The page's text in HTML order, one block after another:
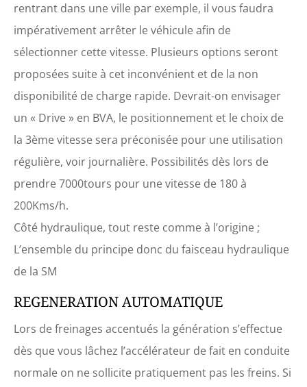
rentrant dans une ville par exemple, il vous faudra
impérativement arrêter le véhicule afin de
sélectionner cette vitesse. Plusieurs options seront
proposées suite à cet inconvénient et de la non
disponibilité de charge rapide. Devrait-on envisager
un « Drive » en BVA, le positionnement et le choix de
la 3ème vitesse sera préconisée pour une utilisation
régulière, voir journalière. Possibilités dès lors de
prendre 7000tours pour une vitesse de 180 à
200Kms/h.
Côté hydraulique, tout reste comme à l’origine ;
L’ensemble du principe donc du faisceau hydraulique
de la SM
REGENERATION AUTOMATIQUE
Lors de freinages accentués la génération s’effectue
dès que vous lâchez l’accélérateur de fait en conduite
normale on ne sollicite pratiquement pas les freins. Si